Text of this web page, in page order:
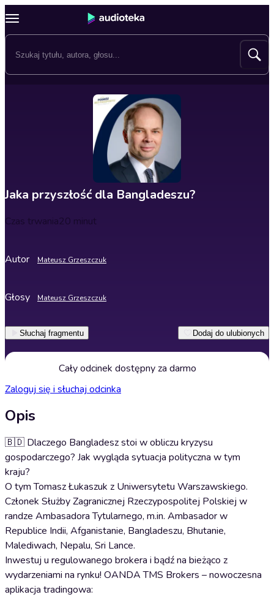
Jaka przyszłość dla Bangladeszu?
Czas trwania20 minut
Autor Mateusz Grzeszczuk
Głosy Mateusz Grzeszczuk
Słuchaj fragmentu Dodaj do ulubionych
Cały odcinek dostępny za darmo
Zaloguj się i słuchaj odcinka
Opis
🇧🇩 Dlaczego Bangladesz stoi w obliczu kryzysu
gospodarczego? Jak wygląda sytuacja polityczna w tym
kraju?
O tym Tomasz Łukaszuk z Uniwersytetu Warszawskiego.
Członek Służby Zagranicznej Rzeczypospolitej Polskiej w
randze Ambasadora Tytularnego, m.in. Ambasador w
Republice Indii, Afganistanie, Bangladeszu, Bhutanie,
Malediwach, Nepalu, Sri Lance.
Inwestuj u regulowanego brokera i bądź na bieżąco z
wydarzeniami na rynku! OANDA TMS Brokers – nowoczesna
aplikacja tradingowa: